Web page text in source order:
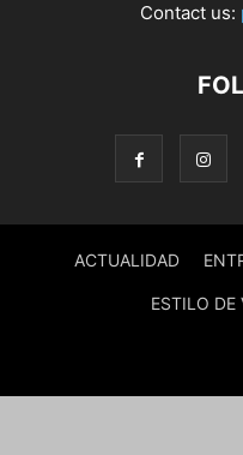
Contact us:
ACTUALIDAD
ESTILO DE